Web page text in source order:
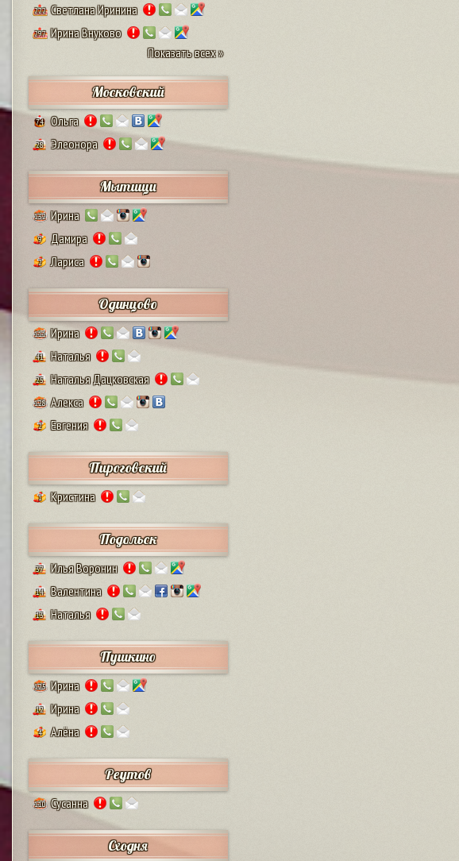
222 Светлана Иринина
297 Ирина Внуково
Показать всех »
Московский
74 Ольга
28 Элеонора
Мытищи
132 Ирина
9 Дамира
2 Лариса
Одинцово
111 Ирина
41 Наталья
25 Наталья Дацковская
128 Алекса
2 Евгения
Пироговский
1 Кристина
Подольск
37 Илья Воронин
14 Валентина
13 Наталья
Пушкино
125 Ирина
12 Ирина
4 Алёна
Реутов
110 Сусанна
Сходня